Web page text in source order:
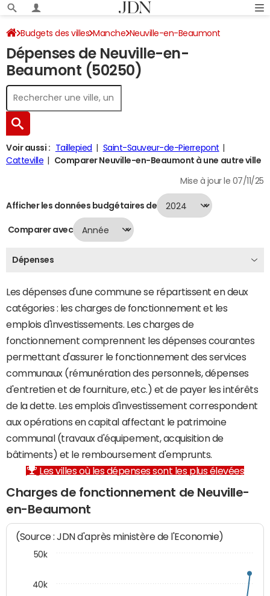
Budgets des villes Manche Neuville-en-Beaumont
Dépenses 2024
Dépenses de Neuville-en-
Beaumont (50250)
Voir aussi : Taillepied
Saint-Sauveur-de-Pierrepont
Catteville
Comparer Neuville-en-Beaumont à une autre ville
Mise à jour le 07/11/25
Afficher les données budgétaires de
Comparer avec
Dépenses
Les dépenses d'une commune se répartissent en deux
catégories : les charges de fonctionnement et les
emplois d'investissements. Les charges de
fonctionnement comprennent les dépenses courantes
permettant d'assurer le fonctionnement des services
communaux (rémunération des personnels, dépenses
d'entretien et de fourniture, etc.) et de payer les intérêts
de la dette. Les emplois d'investissement correspondent
aux opérations en capital affectant le patrimoine
communal (travaux d'équipement, acquisition de
bâtiments) et le remboursement d'emprunts.
Les villes où les dépenses sont les plus élevées
Charges de fonctionnement de Neuville-
en-Beaumont
(Source : JDN d'après ministère de l'Economie)
40k
50k